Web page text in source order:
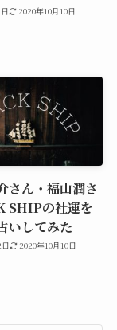
2020年10月10日
さん・福山潤さ
SHIPの社運を
いしてみた
2020年10月10日